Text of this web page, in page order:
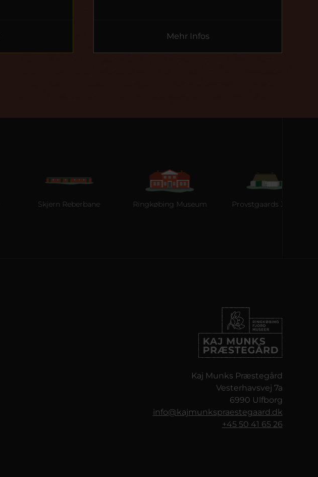
Mehr Infos
Skjern Reberbane Ringkøbing Museum Provstgaards Jagthus
Kaj Munks Præstegård
Vesterhavsvej 7a
6990 Ulfborg
info@kajmunkspraestegaard.dk
+45 50 41 65 26